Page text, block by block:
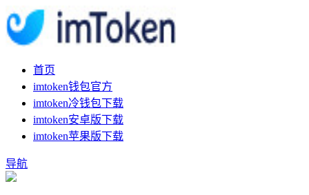
首页
imtoken钱包官方
imtoken冷钱包下载
imtoken安卓版下载
imtoken苹果版下载
导航